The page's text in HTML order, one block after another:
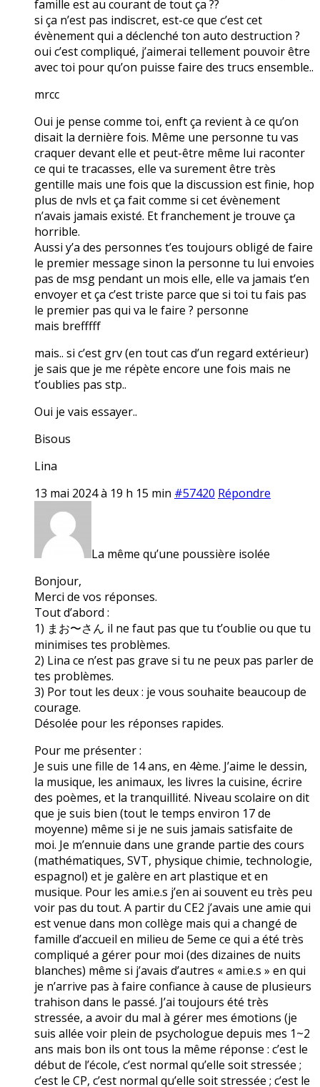
famille est au courant de tout ça ??
si ça n’est pas indiscret, est-ce que c’est cet
évènement qui a déclenché ton auto destruction ?
oui c’est compliqué, j’aimerai tellement pouvoir être
avec toi pour qu’on puisse faire des trucs ensemble..
mrcc
Oui je pense comme toi, enft ça revient à ce qu’on
disait la dernière fois. Même une personne tu vas
craquer devant elle et peut-être même lui raconter
ce qui te tracasses, elle va surement être très
gentille mais une fois que la discussion est finie, hop
plus de nvls et ça fait comme si cet évènement
n’avais jamais existé. Et franchement je trouve ça
horrible.
Aussi y’a des personnes t’es toujours obligé de faire
le premier message sinon la personne tu lui envoies
pas de msg pendant un mois elle, elle va jamais t’en
envoyer et ça c’est triste parce que si toi tu fais pas
le premier pas qui va le faire ? personne
mais brefffff
mais.. si c’est grv (en tout cas d’un regard extérieur)
je sais que je me répète encore une fois mais ne
t’oublies pas stp..
Oui je vais essayer..
Bisous
Lina
13 mai 2024 à 19 h 15 min #57420 Répondre
La même qu’une poussière isolée
Bonjour,
Merci de vos réponses.
Tout d’abord :
1) まお〜さん il ne faut pas que tu t’oublie ou que tu
minimises tes problèmes.
2) Lina ce n’est pas grave si tu ne peux pas parler de
tes problèmes.
3) Por tout les deux : je vous souhaite beaucoup de
courage.
Désolée pour les réponses rapides.
Pour me présenter :
Je suis une fille de 14 ans, en 4ème. J’aime le dessin,
la musique, les animaux, les livres la cuisine, écrire
des poèmes, et la tranquillité. Niveau scolaire on dit
que je suis bien (tout le temps environ 17 de
moyenne) même si je ne suis jamais satisfaite de
moi. Je m’ennuie dans une grande partie des cours
(mathématiques, SVT, physique chimie, technologie,
espagnol) et je galère en art plastique et en
musique. Pour les ami.e.s j’en ai souvent eu très peu
voir pas du tout. A partir du CE2 j’avais une amie qui
est venue dans mon collège mais qui a changé de
famille d’accueil en milieu de 5eme ce qui a été très
compliqué a gérer pour moi (des dizaines de nuits
blanches) même si j’avais d’autres « ami.e.s » en qui
je n’arrive pas à faire confiance à cause de plusieurs
trahison dans le passé. J’ai toujours été très
stressée, a avoir du mal à gérer mes émotions (je
suis allée voir plein de psychologue depuis mes 1~2
ans mais bon ils ont tous la même réponse : c’est le
début de l’école, c’est normal qu’elle soit stressée ;
c’est le CP, c’est normal qu’elle soit stressée ; c’est le